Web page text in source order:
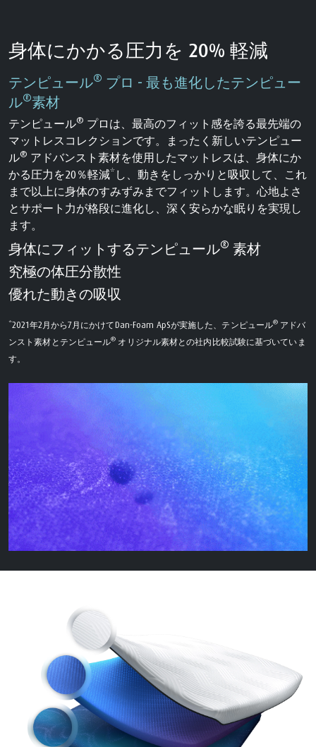
身体にかかる圧力を 20% 軽減
テンピュール® プロ - 最も進化したテンピュー
ル®素材
テンピュール® プロは、最高のフィット感を誇る最先端の
マットレスコレクションです。まったく新しいテンピュー
ル® アドバンスト素材を使用したマットレスは、身体にか
かる圧力を20％軽減*し、動きをしっかりと吸収して、これ
まで以上に身体のすみずみまでフィットします。心地よさ
とサポート力が格段に進化し、深く安らかな眠りを実現し
ます。
身体にフィットするテンピュール® 素材
究極の体圧分散性
優れた動きの吸収
*2021年2月から7月にかけてDan-Foam ApSが実施した、テンピュール® アドバ
ンスト素材とテンピュール® オリジナル素材との社内比較試験に基づいていま
す。